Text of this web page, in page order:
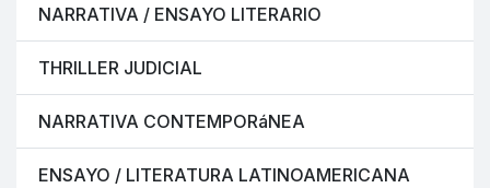
NARRATIVA / ENSAYO LITERARIO
THRILLER JUDICIAL
NARRATIVA CONTEMPORáNEA
ENSAYO / LITERATURA LATINOAMERICANA